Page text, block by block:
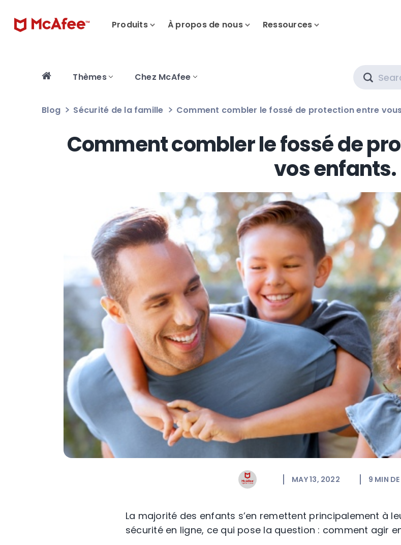
Produits À propos de nous Ressources
Thèmes Chez McAfee
Blog Sécurité de la famille Comment combler le fossé de protection entre
Comment combler le fossé de
vos enfants.
MAY 13, 2022 9 MIN
La majorité des enfants s’en remettent principalement à
sécurité en ligne, ce qui pose la question : comment agir